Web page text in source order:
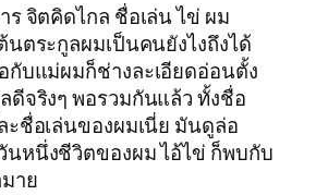
จิตคิดไกล ชื่อเล่น ไข่ ผม
นตระกูลผมเป็นคนยังไงถึงได้
บแม่ผมก็ช่างละเอียดอ่อนตั้ง
ดีจริงๆ พอรวมกันแล้ว ทั้งชื่อ
ะชื่อเล่นของผมเนี่ย มันดูล่อ
นหนึ่งชีวิตของผม ไอ้ไข่ ก็พบกับ
าย